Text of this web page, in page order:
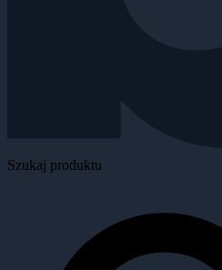
Szukaj produktu